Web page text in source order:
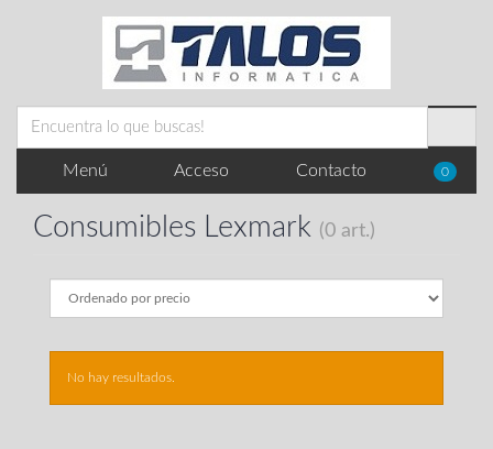
Menú Acceso Contacto 0
Consumibles Lexmark (0 art.)
No hay resultados.